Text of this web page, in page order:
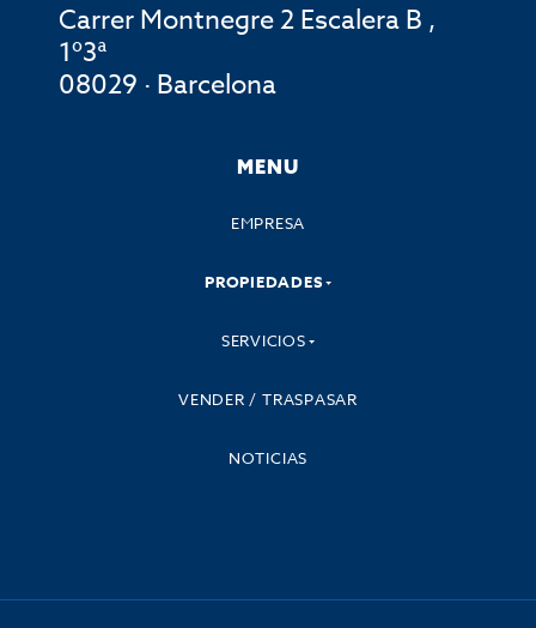
Carrer Montnegre 2 Escalera B ,
1º3ª
08029 · Barcelona
MENU
EMPRESA
PROPIEDADES
SERVICIOS
VENDER / TRASPASAR
NOTICIAS